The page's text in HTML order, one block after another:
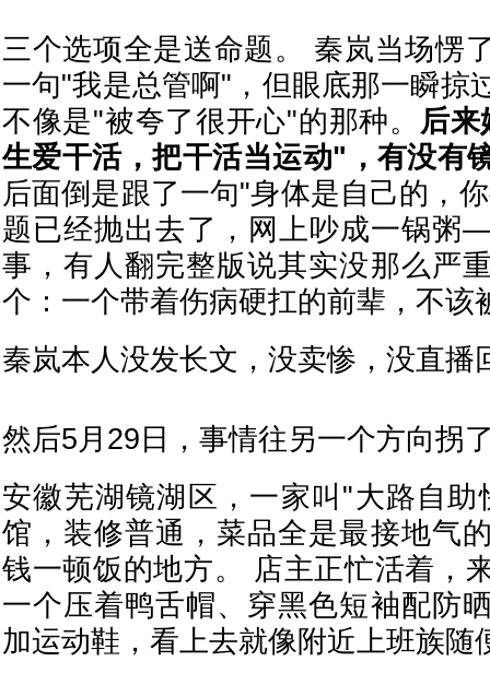
三个选项全是送命题。 秦岚当场愣
一句"我是总管啊"，但眼底那一瞬掠
不像是"被夸了很开心"的那种。 后
生爱干活，把干活当运动"，有没有
后面倒是跟了一句"身体是自己的，
题已经抛出去了，网上吵成一锅
事，有人翻完整版说其实没那么严
个：一个带着伤病硬扛的前辈，不该
秦岚本人没发长文，没卖惨，没直播
然后5月29日，事情往另一个方向拐
安徽芜湖镜湖区，一家叫"大路自
馆，装修普通，菜品全是最接地气
钱一顿饭的地方。 店主正忙活着，
一个压着鸭舌帽、穿黑色短袖配防
加运动鞋，看上去就像附近上班族随